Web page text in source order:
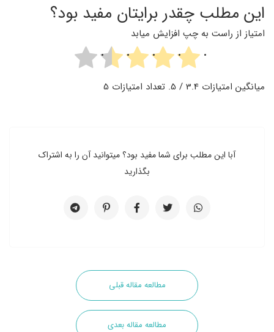
این مطلب چقدر برایتان مفید بود؟
امتیاز از راست به چپ افزایش میابد
میانگین امتیازات 3.4 / 5. تعداد امتیازات 5
آبا این مطلب برای شما مفید بود؟ میتوانید آن را به اشتراک
بگذارید
مطالعه مقاله قبلی
مطالعه مقاله بعدی